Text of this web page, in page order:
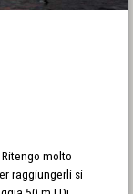
molto
raggiungerli si